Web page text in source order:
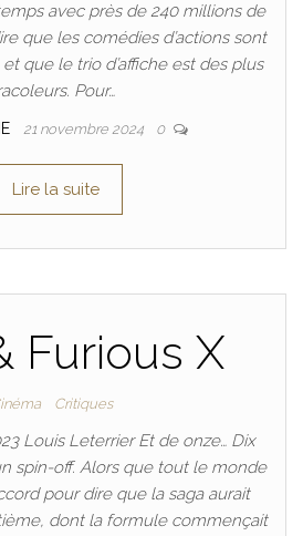
avec près de 240 millions de
que les comédies d’actions sont
que le trio d’affiche est des plus
Pour…
21 novembre 2024 0
Lire la suite
Furious X
Critiques
Louis Leterrier Et de onze… Dix
spin-off. Alors que tout le monde
pour dire que la saga aurait
dont la formule commençait